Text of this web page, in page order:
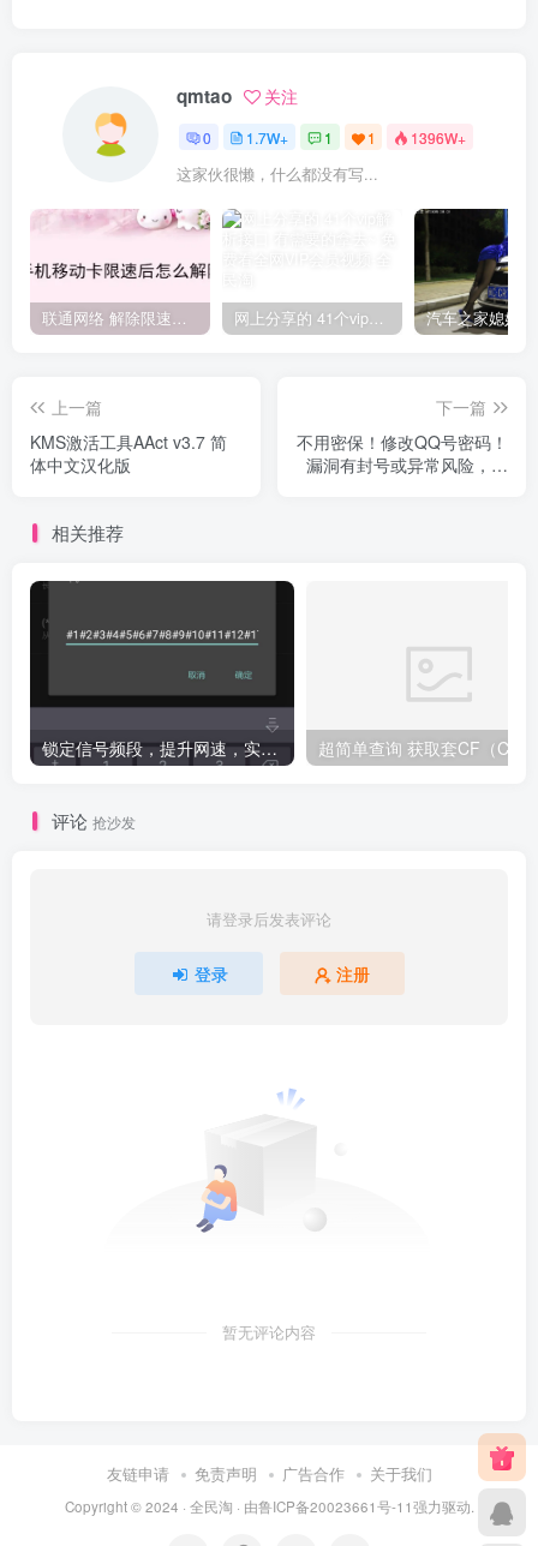
qmtao 关注
0 1.7W+ 1 1 1396W+
这家伙很懒，什么都没有写...
联通网络 解除限速方法参考！畅享、畅玩、老白干等及其它地区自测了 网上分享的 41个vip解析接口 有需要的拿去~ 免费看全网VIP会员视频
上一篇
KMS激活工具AAct v3.7 简
体中文汉化版
下一篇
不用密保！修改QQ号密码！
漏洞有封号或异常风险，特
相关推荐
锁定信号频段，提升网速，实测有效（必须root）
评论 抢沙发
请登录后发表评论
登录 注册
暂无评论内容
友链申请 免责声明 广告合作 关于我们
Copyright © 2024 · 全民淘 · 由鲁ICP备20023661号-11强力驱动.